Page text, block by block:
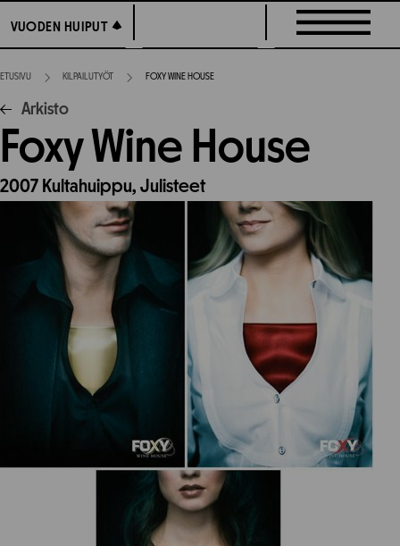
suoraan
sisältöön
VUODEN HUIPUT
VUODEN HUIPUT
ETUSIVU KILPAILUTYÖT FOXY WINE HOUSE
Arkisto
Foxy Wine House
2007 Kultahuippu, Julisteet